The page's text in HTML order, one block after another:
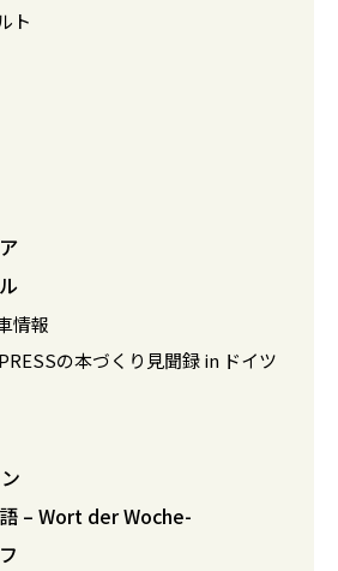
ト
情報
の本づくり見聞録 in ドイツ
– Wort der Woche-